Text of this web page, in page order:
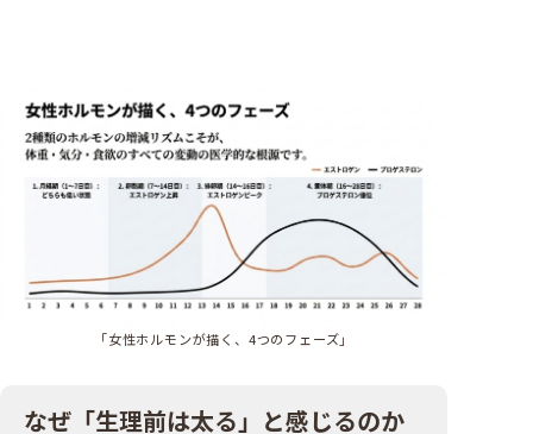
「女性ホルモンが描く、4つのフェーズ」
なぜ「生理前は太る」と感じるのか